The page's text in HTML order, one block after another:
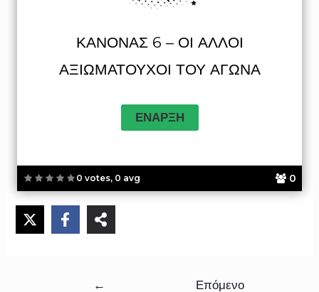
0 votes, 0 avg 0
ΚΑΝΌΝΑΣ 6 – ΟΙ ΆΛΛΟΙ
ΑΞΙΩΜΑΤΟΎΧΟΙ ΤΟΥ ΑΓΏΝΑ
←
Επόμενο